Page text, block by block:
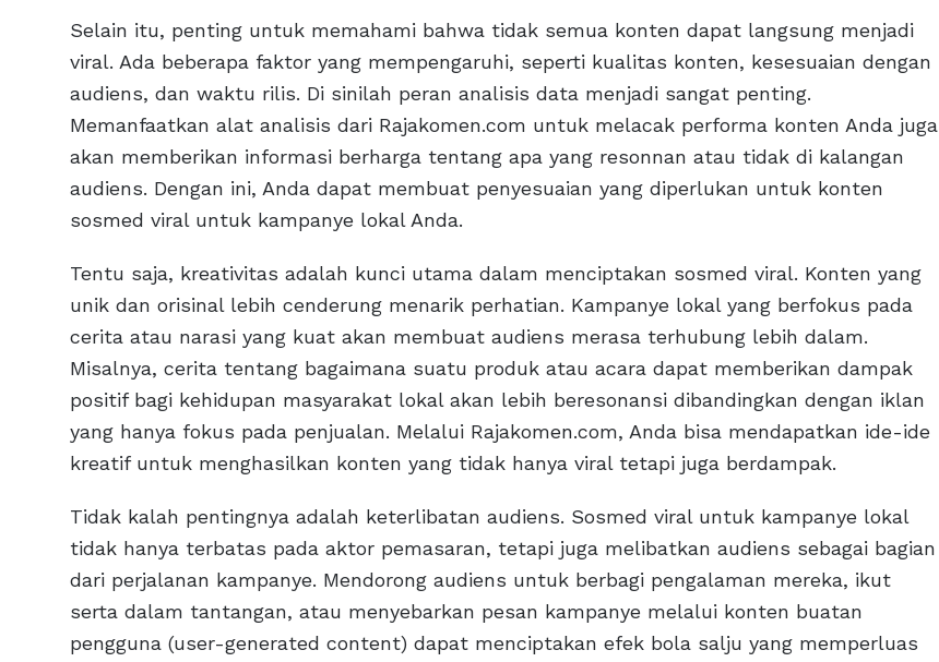
Selain itu, penting untuk memahami bahwa tidak semua konten dapat langsung menjadi
viral. Ada beberapa faktor yang mempengaruhi, seperti kualitas konten, kesesuaian dengan
audiens, dan waktu rilis. Di sinilah peran analisis data menjadi sangat penting.
Memanfaatkan alat analisis dari Rajakomen.com untuk melacak performa konten Anda juga
akan memberikan informasi berharga tentang apa yang resonnan atau tidak di kalangan
audiens. Dengan ini, Anda dapat membuat penyesuaian yang diperlukan untuk konten
sosmed viral untuk kampanye lokal Anda.
Tentu saja, kreativitas adalah kunci utama dalam menciptakan sosmed viral. Konten yang
unik dan orisinal lebih cenderung menarik perhatian. Kampanye lokal yang berfokus pada
cerita atau narasi yang kuat akan membuat audiens merasa terhubung lebih dalam.
Misalnya, cerita tentang bagaimana suatu produk atau acara dapat memberikan dampak
positif bagi kehidupan masyarakat lokal akan lebih beresonansi dibandingkan dengan iklan
yang hanya fokus pada penjualan. Melalui Rajakomen.com, Anda bisa mendapatkan ide-ide
kreatif untuk menghasilkan konten yang tidak hanya viral tetapi juga berdampak.
Tidak kalah pentingnya adalah keterlibatan audiens. Sosmed viral untuk kampanye lokal
tidak hanya terbatas pada aktor pemasaran, tetapi juga melibatkan audiens sebagai bagian
dari perjalanan kampanye. Mendorong audiens untuk berbagi pengalaman mereka, ikut
serta dalam tantangan, atau menyebarkan pesan kampanye melalui konten buatan
pengguna (user-generated content) dapat menciptakan efek bola salju yang memperluas